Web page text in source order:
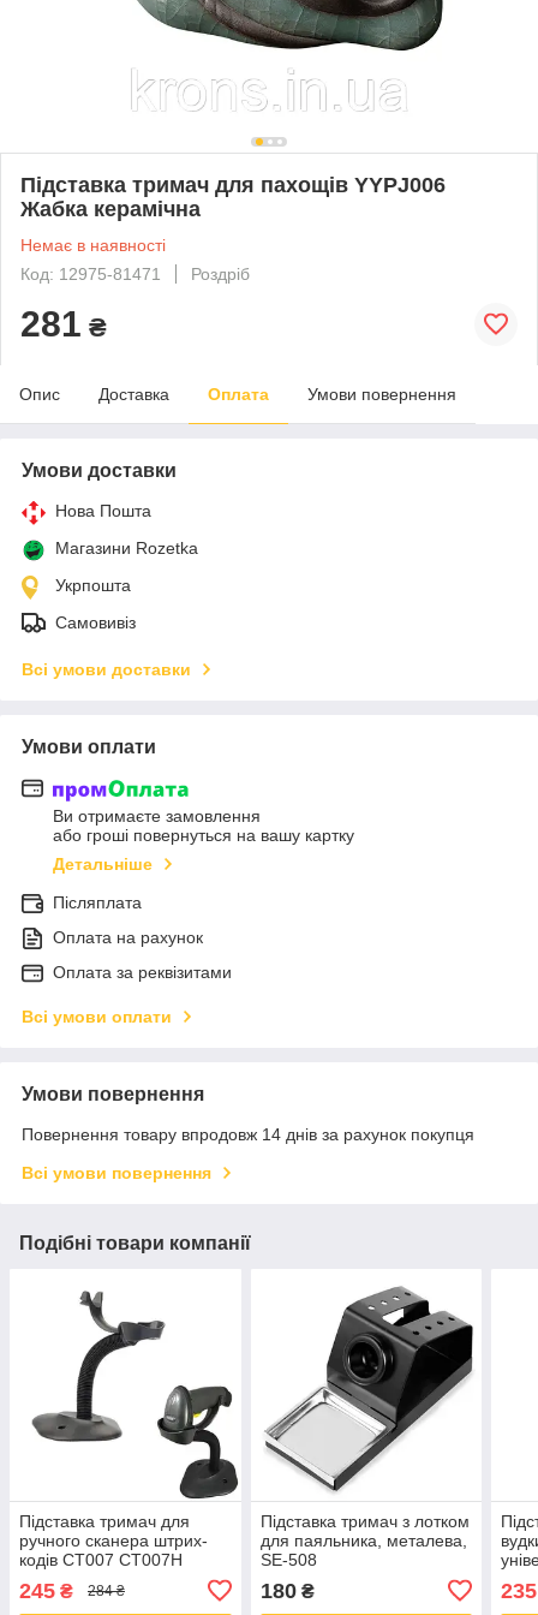
Підставка тримач для пахощів YYPJ006
Жабка керамічна
Немає в наявності
Код: 12975-81471
Роздріб
281 ₴
Опис Доставка Оплата Умови повернення
Умови доставки
Нова Пошта
Магазини Rozetka
Укрпошта
Самовивіз
Всі умови доставки
Умови оплати
Ви отримаєте замовлення
або гроші повернуться на вашу картку
Детальніше
Післяплата
Оплата на рахунок
Оплата за реквізитами
Всі умови оплати
Умови повернення
Повернення товару впродовж 14 днів за рахунок покупця
Всі умови повернення
Подібні товари компанії
Підставка тримач для
ручного сканера штрих-
кодів CT007 CT007H
245 ₴ 284 ₴
Підставка тримач з лотком
для паяльника, металева,
SE-508
180₴ 235